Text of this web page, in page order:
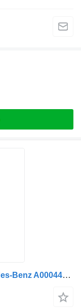
Autoradio Radio per camion Mercedes-Benz A0004462062 / 0004462062 / A0048204886 / 0048204886 / A0048205086 / 0048205086